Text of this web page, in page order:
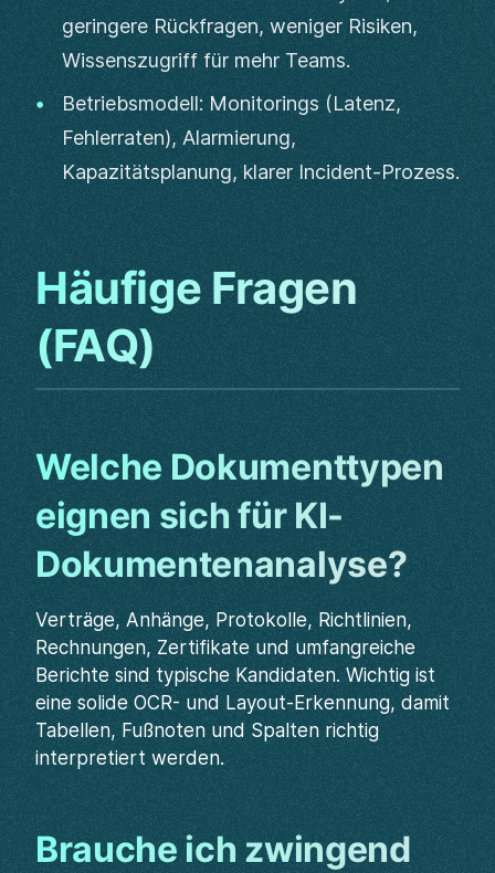
geringere Rückfragen, weniger Risiken,
Wissenszugriff für mehr Teams.
Betriebsmodell: Monitorings (Latenz,
Fehlerraten), Alarmierung,
Kapazitätsplanung, klarer Incident-Prozess.
Häufige Fragen
(FAQ)
Welche Dokumenttypen
eignen sich für KI-
Dokumentenanalyse?
Verträge, Anhänge, Protokolle, Richtlinien,
Rechnungen, Zertifikate und umfangreiche
Berichte sind typische Kandidaten. Wichtig ist
eine solide OCR- und Layout-Erkennung, damit
Tabellen, Fußnoten und Spalten richtig
interpretiert werden.
Brauche ich zwingend